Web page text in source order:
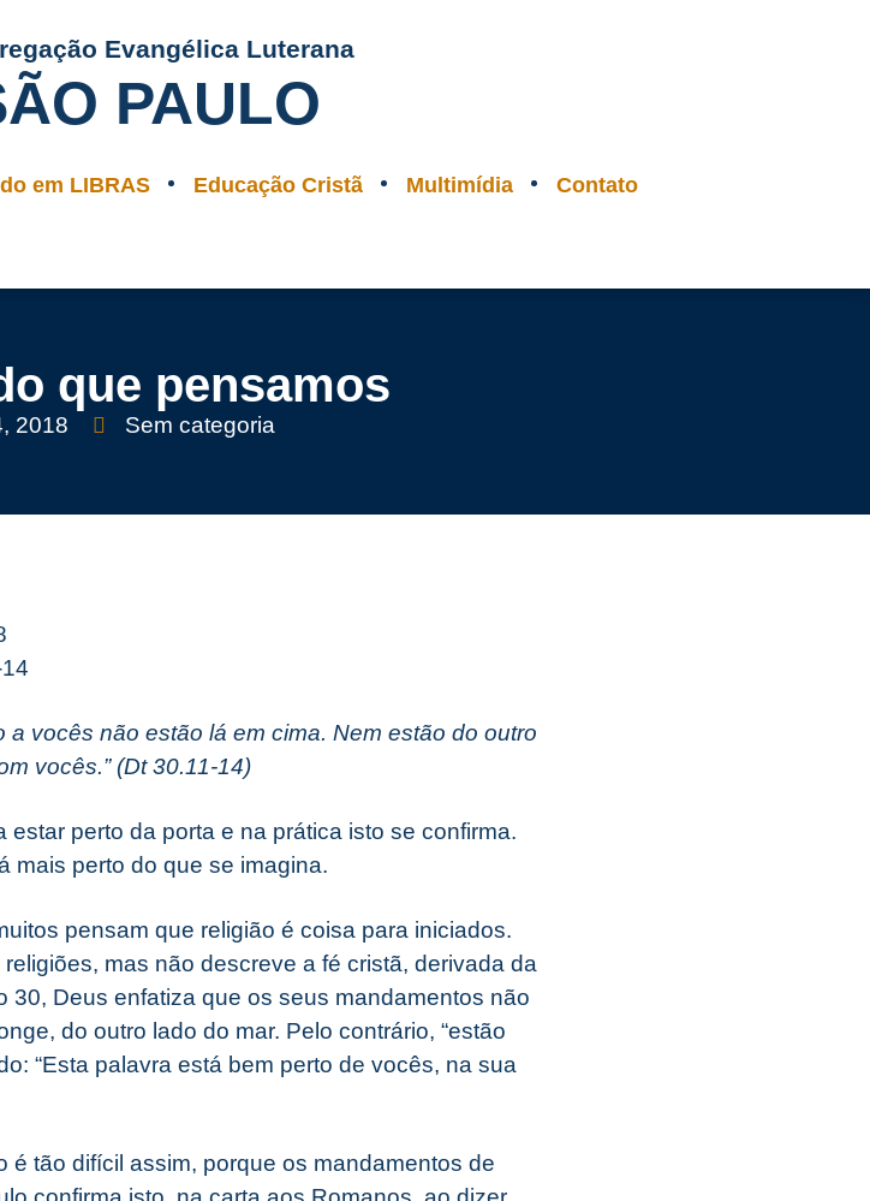
Evangélica Luterana
PAULO
em LIBRAS Educação Cristã Multimídia Contato
que pensamos
2018 Sem categoria
vocês não estão lá em cima. Nem estão do outro
vocês.” (Dt 30.11-14)
perto da porta e na prática isto se confirma.
mais perto do que se imagina.
pensam que religião é coisa para iniciados.
mas não descreve a fé cristã, derivada da
30, Deus enfatiza que os seus mandamentos não
do outro lado do mar. Pelo contrário, “estão
“Esta palavra está bem perto de vocês, na sua
é tão difícil assim, porque os mandamentos de